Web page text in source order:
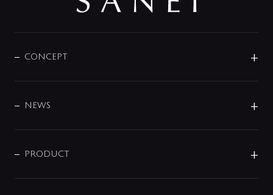
CONCEPT
DESIGN
NEWS
商品に関して
PRODUCT